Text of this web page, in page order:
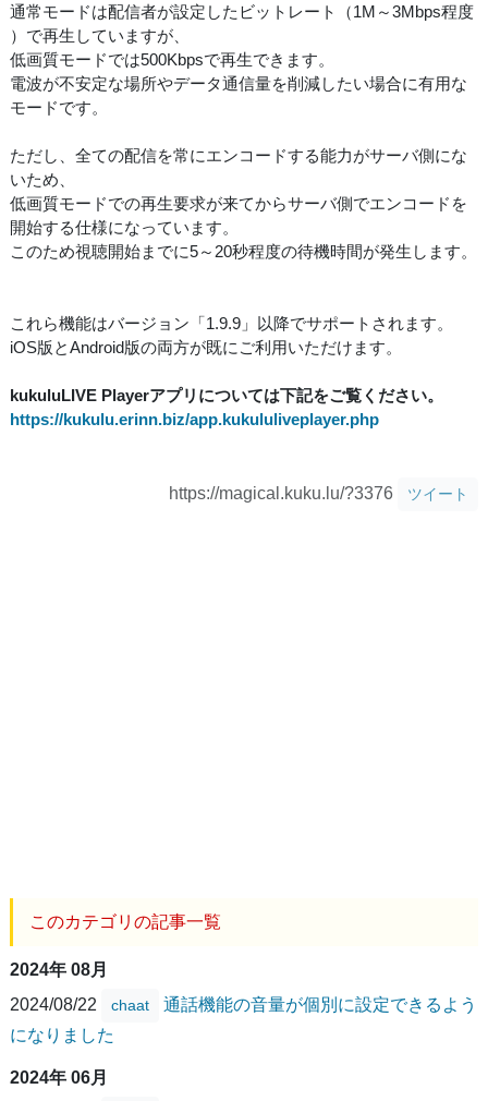
通常モードは配信者が設定したビットレート（1M～3Mbps程度
）で再生していますが、
低画質モードでは500Kbpsで再生できます。
電波が不安定な場所やデータ通信量を削減したい場合に有用な
モードです。
ただし、全ての配信を常にエンコードする能力がサーバ側にな
いため、
低画質モードでの再生要求が来てからサーバ側でエンコードを
開始する仕様になっています。
このため視聴開始までに5～20秒程度の待機時間が発生します。
これら機能はバージョン「1.9.9」以降でサポートされます。
iOS版とAndroid版の両方が既にご利用いただけます。
kukuluLIVE Playerアプリについては下記をご覧ください。
https://kukulu.erinn.biz/app.kukululiveplayer.php
https://magical.kuku.lu/?3376 ツイート
このカテゴリの記事一覧
2024年 08月
2024/08/22
chaat
通話機能の音量が個別に設定できるよう
になりました
2024年 06月